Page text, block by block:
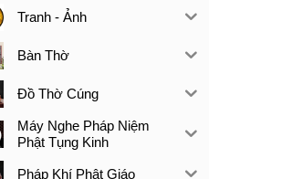
Tranh - Ảnh
Bàn Thờ
Đồ Thờ Cúng
Máy Nghe Pháp Niệm
Phật Tụng Kinh
Pháp Khí Phật Giáo